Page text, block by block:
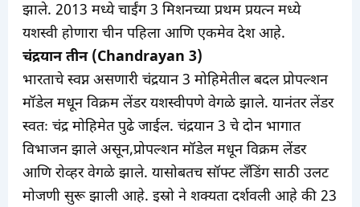
झाले. 2013 मध्ये चाईंग 3 मिशनच्या प्रथम प्रयत्न मध्ये
यशस्वी होणारा चीन पहिला आणि एकमेव देश आहे.
चंद्रयान तीन (Chandrayan 3)
भारताचे स्वप्न असणारी चंद्रयान 3 मोहिमेतील बदल प्रोपल्शन
मॉडेल मधून विक्रम लेंडर यशस्वीपणे वेगळे झाले. यानंतर लेंडर
स्वतः चंद्र मोहिमेत पुढे जाईल. चंद्रयान 3 चे दोन भागात
विभाजन झाले असून,प्रोपल्शन मॉडेल मधून विक्रम लेंडर
आणि रोव्हर वेगळे झाले. यासोबतच सॉफ्ट लँडिंग साठी उलट
मोजणी सुरू झाली आहे. इस्रो ने शक्यता दर्शवली आहे की 23